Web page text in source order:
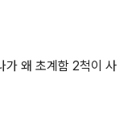
가 왜 초계함 2척이 사